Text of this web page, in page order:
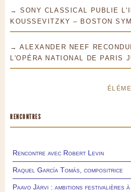
→ SONY CLASSICAL PUBLIE
KOUSSEVITZKY – BOSTON
→ ALEXANDER NEEF
L'OPÉRA NATIONAL DE PARIS
RENCONTRES
Rencontre avec Robert Levin
Raquel García Tomás, compositrice
Paavo Järvi : ambitions festivalières